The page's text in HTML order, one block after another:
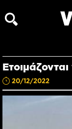
20/12/2022